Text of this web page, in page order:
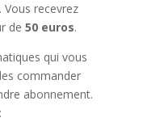
. Vous recevrez
de 50 euros.
qui vous
commander
abonnement.